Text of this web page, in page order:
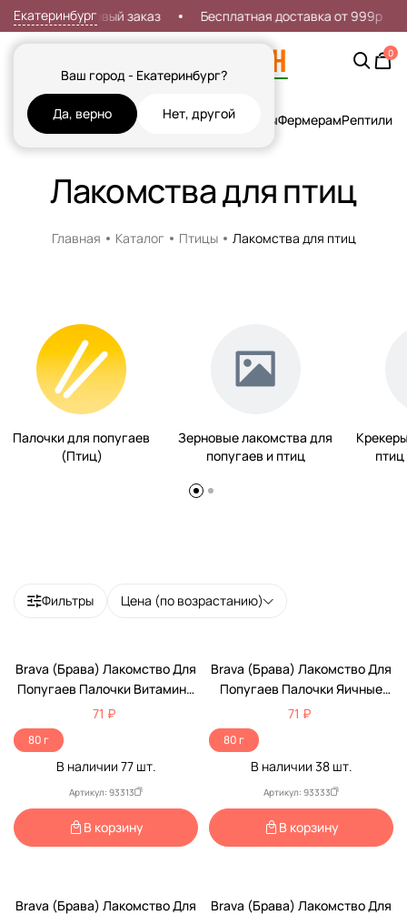
Екатеринбург
Ваш город - Екатеринбург?
Да, верно Нет, другой
7% на первый заказ Бесплатная доставка от 999р
0
Кошки СобакиРыбы Грызуны и Хорьки ПтицыФермерамРептилии
Лакомства для птиц
Главная Каталог Птицы Лакомства для птиц
Палочки для попугаев
(Птиц)
Зерновые лакомства для
попугаев и птиц
Фильтры Цена (по возрастанию)
Brava (Брава) Лакомство Для
Попугаев Палочки Витамины
И Минералы 2шт (1*18)
71 ₽
80 г
В наличии 77шт.
Артикул: 93313
В корзину
Brava (Брава) Лакомство Для
Попугаев Палочки Яичные
2шт (1*18)
71 ₽
80 г
В наличии 38шт.
Артикул: 93333
В корзину
Brava (Брава) Лакомство Для
Brava (Брава) Лакомство Для